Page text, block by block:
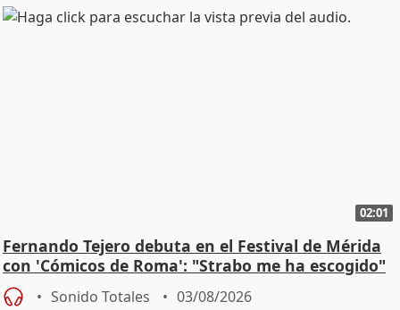
02:01
Fernando Tejero debuta en el Festival de Mérida
con 'Cómicos de Roma': "Strabo me ha escogido"
Sonido Totales 03/08/2026